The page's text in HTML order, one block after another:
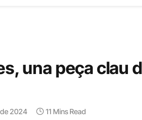
una peça clau
2024 11 Mins Read